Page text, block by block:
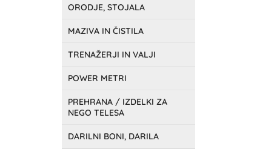
ORODJE, STOJALA
MAZIVA IN ČISTILA
TRENAŽERJI IN VALJI
POWER METRI
PREHRANA / IZDELKI ZA
NEGO TELESA
DARILNI BONI, DARILA